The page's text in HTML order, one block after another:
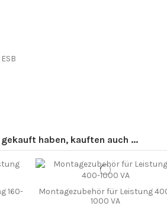
haben, kauften auch ...
160-
Montagezubehör für Leistung
1000 VA